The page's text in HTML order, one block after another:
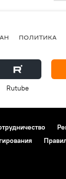
ПОЛИТИКА
Rutube